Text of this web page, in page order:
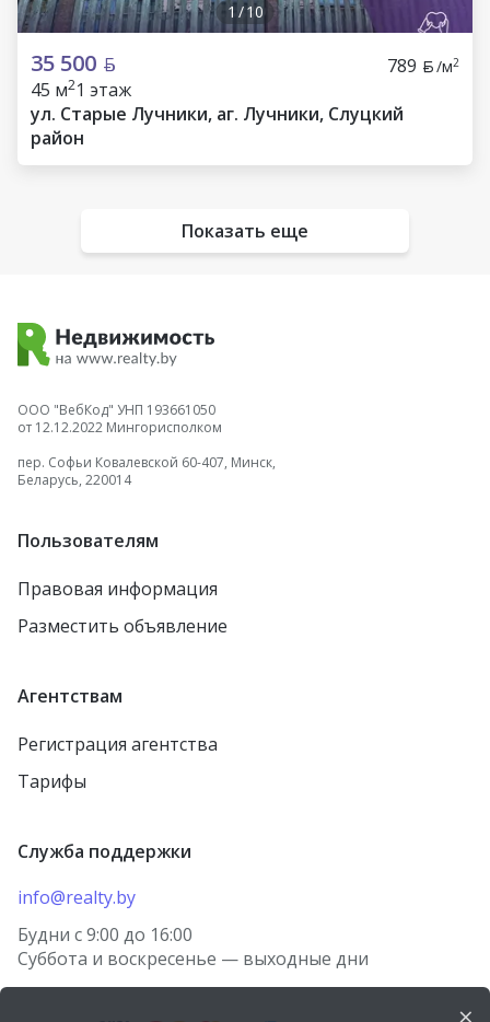
1/10
35 500 789 /м2
45 м21 этаж
ул. Старые Лучники, аг. Лучники, Слуцкий
район
Показать еще
ООО "ВебКод" УНП 193661050
от 12.12.2022 Мингорисполком
пер. Софьи Ковалевской 60-407, Минск,
Беларусь, 220014
Пользователям
Правовая информация
Разместить объявление
Агентствам
Регистрация агентства
Тарифы
Служба поддержки
info@realty.by
Будни с 9:00 до 16:00
Суббота и воскресенье — выходные дни